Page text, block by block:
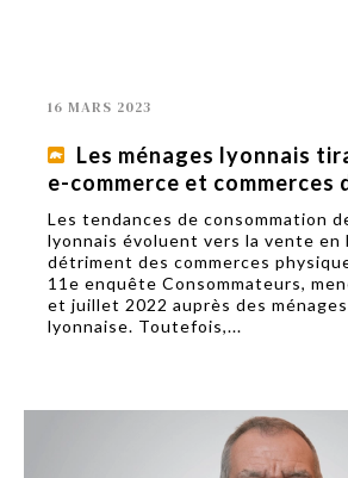
16 MARS 2023
Les ménages lyonnais
e-commerce et commerces
Les tendances de consommation
lyonnais évoluent vers la vente en
détriment des commerces
11e enquête Consommateurs,
et juillet 2022 auprès des
lyonnaise. Toutefois,...